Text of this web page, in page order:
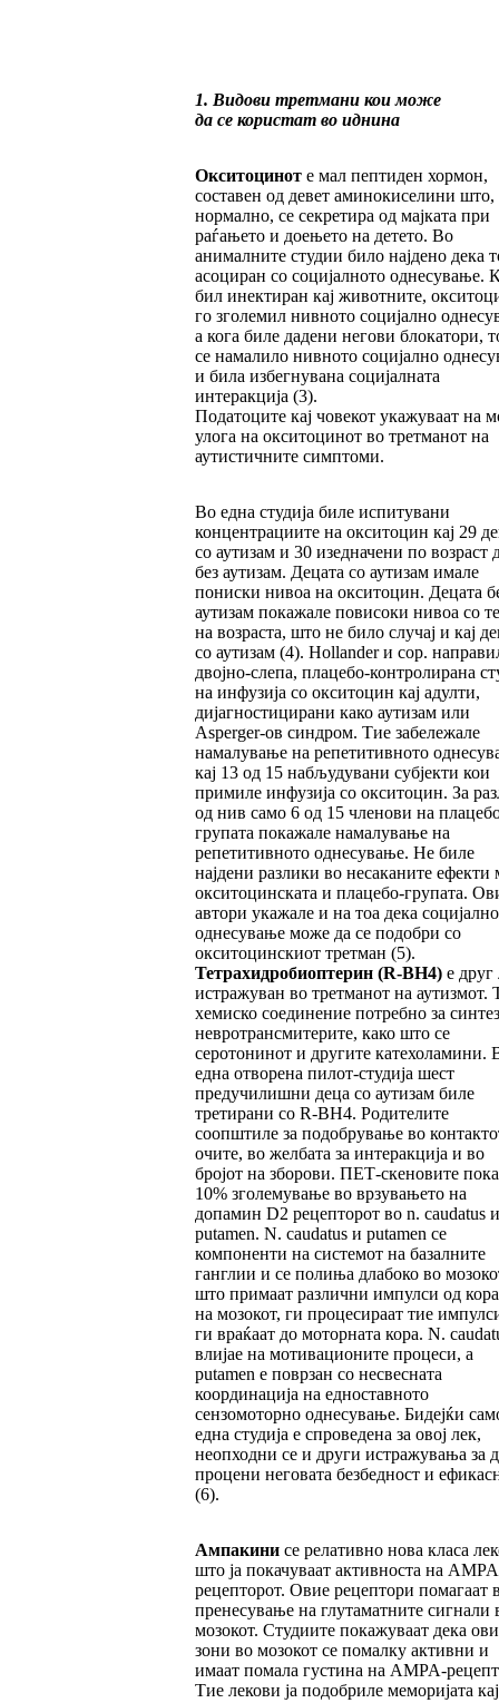
1. Видови третмани кои може
да се користат во иднина
Окситоциноте мал пептиден хормон,
составен од девет аминокиселини што,
нормално, се секретира од мајката при
раѓањето и доењето на детето. Во
анималните студии било најдено дека
асоциран со социјалното однесување.
бил инектиран кај животните,
го зголемил нивното социјално
а кога биле дадени негови блокатори,
се намалило нивното социјално
и била избегнувана социјалната
интеракција (3).
Податоците кај човекот укажуваат на
улога на окситоцинот во третманот на
аутистичните симптоми.
Во една студија биле испитувани
концентрациите на окситоцин кај 29
со аутизам и 30 изедначени по возраст
без аутизам. Децата со аутизам имале
пониски нивоа на окситоцин. Децата
аутизам покажале повисоки нивоа со
на возраста, што не било случај и кај
со аутизам (4). Hollander и сор.
двојно-слепа, плацебо-контролирана
на инфузија со окситоцин кај адулти,
дијагностицирани како аутизам или
Asperger-ов синдром. Тие забележале
намалување на репетитивното
кај 13 од 15 набљудувани субјекти кои
примиле инфузија со окситоцин. За
од нив само 6 од 15 членови на
групата покажале намалување на
репетитивното однесување. Не биле
најдени разлики во несаканите ефекти
окситоцинската и плацебо-групата.
автори укажале и на тоа дека
однесување може да се подобри со
окситоцинскиот третман (5).
Тетрахидробиоптерин (R-BH4) е друг
истражуван во третманот на аутизмот.
хемиско соединение потребно за
невротрансмитерите, како што се
серотонинот и другите катехоламини.
една отворена пилот-студија шест
предучилишни деца со аутизам биле
третирани со R-BH4. Родителите
соопштиле за подобрување во
очите, во желбата за интеракција и во
бројот на зборови. ПЕТ-скеновите
10% зголемување во врзувањето на
допамин D2 рецепторот во n. caudatus
putamen. N. caudatus и putamen се
компоненти на системот на базалните
ганглии и се полиња длабоко во
што примаат различни импулси од
на мозокот, ги процесираат тие
ги враќаат до моторната кора. N.
влијае на мотивационите процеси, а
putamen е поврзан со несвесната
координација на едноставното
сензомоторно однесување. Бидејќи
една студија е спроведена за овој лек,
неопходни се и други истражувања за
процени неговата безбедност и
(6).
Ампакинисе релативно нова класа
што ја покачуваат активноста на
рецепторот. Овие рецептори помагаат
пренесување на глутаматните сигнали
мозокот. Студиите покажуваат дека
зони во мозокот се помалку активни и
имаат помала густина на AMPA-
Тие лекови ја подобриле меморијата кај